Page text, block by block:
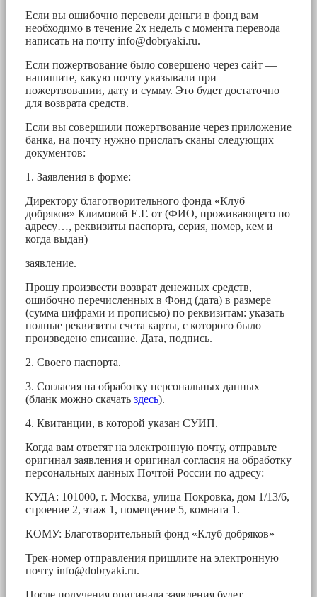
Если вы ошибочно перевели деньги в фонд вам
необходимо в течение 2х недель с момента перевода
написать на почту info@dobryaki.ru.
Если пожертвование было совершено через сайт —
напишите, какую почту указывали при
пожертвовании, дату и сумму. Это будет достаточно
для возврата средств.
Если вы совершили пожертвование через приложение
банка, на почту нужно прислать сканы следующих
документов:
1. Заявления в форме:
Директору благотворительного фонда «Клуб
добряков» Климовой Е.Г. от (ФИО, проживающего по
адресу…, реквизиты паспорта, серия, номер, кем и
когда выдан)
заявление.
Прошу произвести возврат денежных средств,
ошибочно перечисленных в Фонд (дата) в размере
(сумма цифрами и прописью) по реквизитам: указать
полные реквизиты счета карты, с которого было
произведено списание. Дата, подпись.
2. Своего паспорта.
3. Согласия на обработку персональных данных
(бланк можно скачать здесь).
4. Квитанции, в которой указан СУИП.
Когда вам ответят на электронную почту, отправьте
оригинал заявления и оригинал согласия на обработку
персональных данных Почтой России по адресу:
КУДА: 101000, г. Москва, улица Покровка, дом 1/13/6,
строение 2, этаж 1, помещение 5, комната 1.
КОМУ: Благотворительный фонд «Клуб добряков»
Трек-номер отправления пришлите на электронную
почту info@dobryaki.ru.